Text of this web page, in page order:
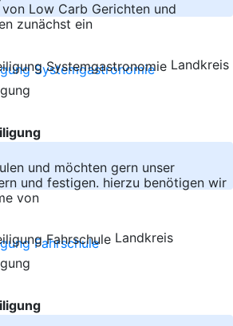
Low Carb Gerichten und
zunächst ein
Landkreis
und möchten gern unser
und festigen. hierzu benötigen wir
von
Landkreis